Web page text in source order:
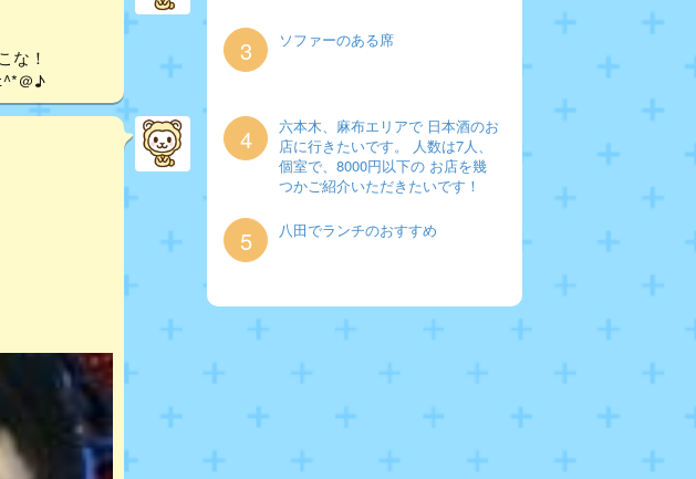
な！
^*＠♪
3 ソファーのある席
4
六本木、麻布エリアで 日本酒のお
店に行きたいです。 人数は7人、
個室で、8000円以下の お店を幾
つかご紹介いただきたいです！
5 八田でランチのおすすめ